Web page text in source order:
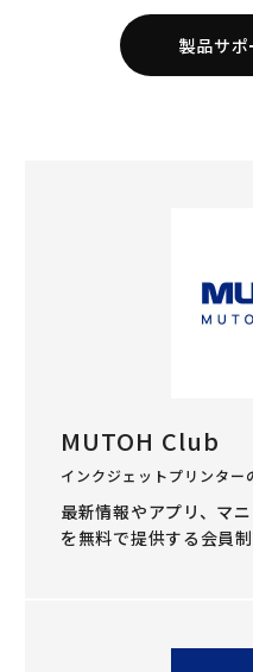
製品サ
MUTOH Club
インクジェットプリンター
最新情報やアプリ、マ
を無料で提供する会員